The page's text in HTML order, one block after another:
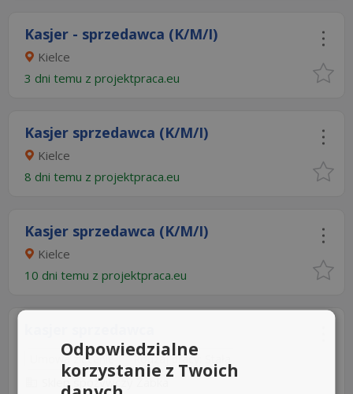
Kasjer - sprzedawca (K/M/I)
Kielce
3 dni temu z projektpraca.eu
Kasjer sprzedawca (K/M/I)
Kielce
8 dni temu z projektpraca.eu
Kasjer sprzedawca (K/M/I)
Kielce
10 dni temu z projektpraca.eu
Umowa zlecenie Rodzaj pracy: Stała
Sklep spożywczy Żabka
Odpowiedzialne
korzystanie z Twoich